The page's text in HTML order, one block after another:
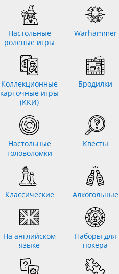
Настольные
ролевые игры
Warhammer
Коллекционные
карточные игры
(ККИ)
Бродилки
Настольные
головоломки
Квесты
Классические Алкогольные
На английском
языке
Наборы для
покера